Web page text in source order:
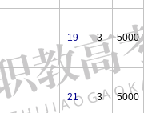
19 3 5000
21 3 5000